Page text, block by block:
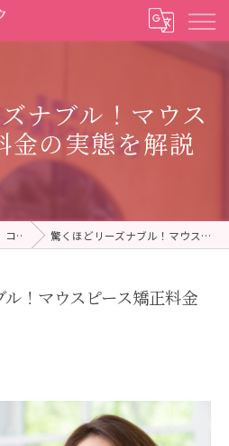
ナブル！マウス
金の実態を解説
コラム 驚くほどリーズナブル！マウスピース矯正料金の実態を解説
！マウスピース矯正料金